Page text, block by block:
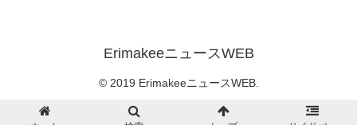
ErimakeeニュースWEB
© 2019 ErimakeeニュースWEB.